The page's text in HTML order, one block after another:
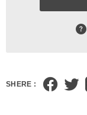
SHERE :